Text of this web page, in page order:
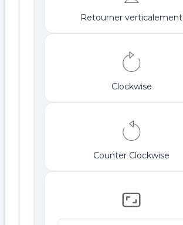
Retourner verticalement
Clockwise
Counter Clockwise